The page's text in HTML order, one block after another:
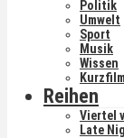
Politik
Umwelt
Sport
Musik
Wissen
Kurzfilm
Reihen
Viertel
Late